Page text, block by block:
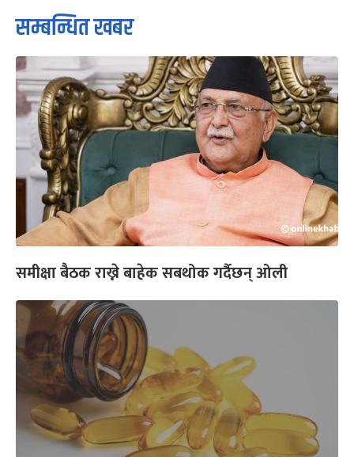
सम्बन्धित खबर
समीक्षा बैठक राख्ने बाहेक सबथोक गर्दैछन् ओली